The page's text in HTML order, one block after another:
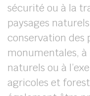
sécurité ou à la
paysages
conservation des
monumentales,
naturels ou à
agricoles et